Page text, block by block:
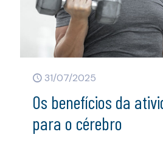
31/07/2025
Os benefícios da
para o cérebro